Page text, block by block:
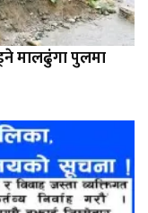
मालढुंगा पुलमा